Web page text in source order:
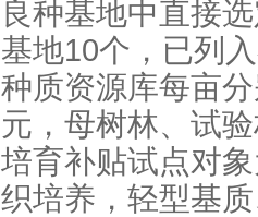
良种基地中直接
基地10个，已列
种质资源库每亩
元，母树林、试
培育补贴试点对
织培养，轻型基